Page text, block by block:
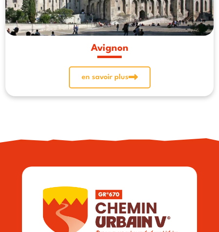
Avignon
en savoir plus